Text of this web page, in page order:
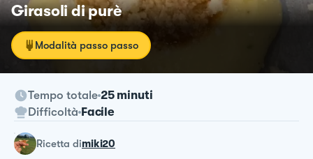
Girasoli di purè
Modalità passo passo
Tempo totale 25 minuti
Difficoltà Facile
ricetta dimiki20